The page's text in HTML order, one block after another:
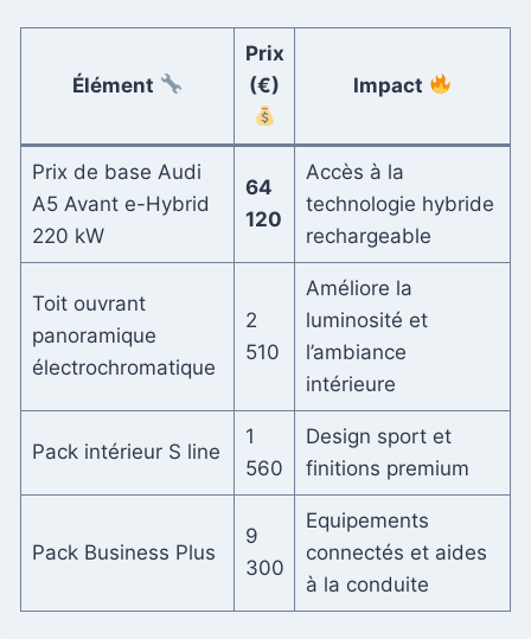
Élément
Prix
(€)
Impact
Prix de base Audi
A5 Avant e-Hybrid
220 kW
64
120
Accès à la
technologie hybride
rechargeable
Toit ouvrant
panoramique
électrochromatique
2
510
Améliore la
luminosité et
l’ambiance
intérieure
Pack intérieur S line
1
560
Design sport et
finitions premium
Pack Business Plus
9
300
Equipements
connectés et aides
à la conduite